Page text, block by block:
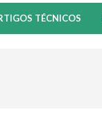
TÉCNICOS